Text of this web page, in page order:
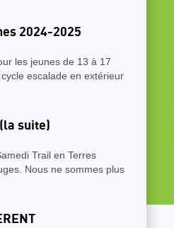
2024-2025
les jeunes de 13 à 17
escalade en extérieur
suite)
Trail en Terres
Nous ne sommes plus